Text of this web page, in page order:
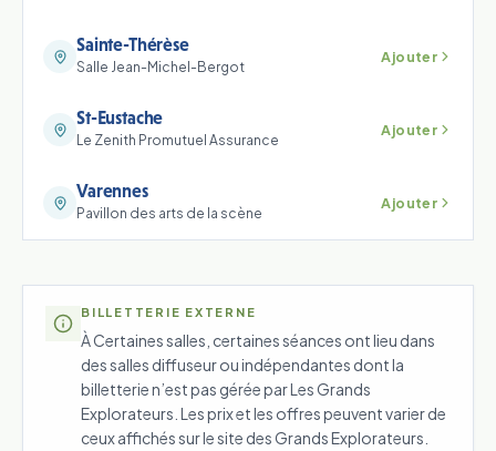
Sainte-Thérèse
Salle Jean-Michel-Bergot
Ajouter
St-Eustache
Le Zenith Promutuel Assurance
Ajouter
Varennes
Pavillon des arts de la scène
Ajouter
BILLETTERIE EXTERNE
À Certaines salles, certaines séances ont lieu dans
des salles diffuseur ou indépendantes dont la
billetterie n’est pas gérée par Les Grands
Explorateurs. Les prix et les offres peuvent varier de
ceux affichés sur le site des Grands Explorateurs.